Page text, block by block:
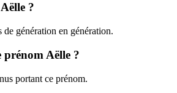
?
génération en génération.
prénom Aëlle ?
portant ce prénom.